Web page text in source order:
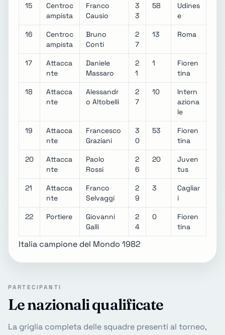
15
Centroc
ampista
Franco
Causio
3
3
58
Udines
e
16
Centroc
ampista
Bruno
Conti
2
7
13 Roma
17
Attacca
nte
Daniele
Massaro
2
1
1
Fioren
tina
18
Attacca
nte
Alessandr
o Altobelli
2
7
10
Intern
aziona
le
19
Attacca
nte
Francesco
Graziani
3
0
53
Fioren
tina
20
Attacca
nte
Paolo
Rossi
2
6
20
Juven
tus
21
Attacca
nte
Franco
Selvaggi
2
9
3
Cagliar
i
22 Portiere
Giovanni
Galli
2
4
0
Fioren
tina
Italia campione del Mondo 1982
PARTECIPANTI
Le nazionali qualificate
La griglia completa delle squadre presenti al torneo,